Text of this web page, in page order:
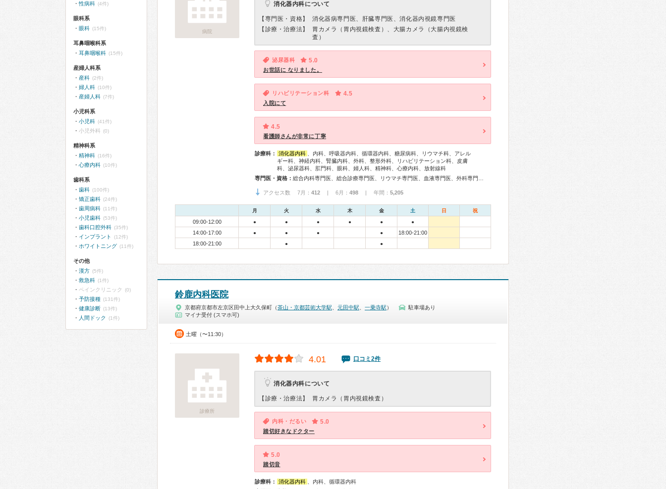
病院
消化器内科について
【専門医・資格】
消化器病専門医、肝臓専門医、消化器内視鏡専門医
【診療・治療法】
胃カメラ（胃内視鏡検査）、大腸カメラ（大腸内視鏡検
査）
泌尿器科 5.0
お世話に なりました。
リハビリテーション科 4.5
入院にて
4.5
看護師さんが非常に丁寧
診療科： 消化器内科
、内科、呼吸器内科、循環器内科、糖尿病科、リウマチ科、アレル
ギー科、神経内科、腎臓内科、外科、整形外科、リハビリテーション科、皮膚
科、泌尿器科、肛門科、眼科、婦人科、精神科、心療内科、放射線科
専門医・資格：
アクセス数 7月： 412 | 6月： 498 | 年間： 5,205
月 火 水 木 金 土 日 祝
09:00-12:00 ● ● ● ● ● ●
14:00-17:00 ● ● ● ●
18:00-21:00
18:00-21:00
● ●
鈴鹿内科医院
京都府京都市左京区田中上大久保町（茶山・京都芸術大学駅 元田中駅 一乗寺駅 ）
駐車場あり
マイナ受付 (スマホ可)
土曜（〜11:30）
診療所
4.01 口コミ2件
消化器内科について
【診療・治療法】 胃カメラ（胃内視鏡検査）
内科・だるい 5.0
踏切好きなドクター
5.0
踏切音
診療科： 消化器内科
、内科、循環器内科
性病科 (4件)
眼科系
眼科 (15件)
耳鼻咽喉科系
耳鼻咽喉科 (15件)
産婦人科系
産科 (2件)
婦人科 (10件)
産婦人科 (7件)
小児科系
小児科 (41件)
小児外科 (0)
精神科系
精神科 (16件)
心療内科 (10件)
歯科系
歯科 (100件)
矯正歯科 (24件)
歯周病科 (11件)
小児歯科 (53件)
歯科口腔外科 (35件)
インプラント (12件)
ホワイトニング (11件)
その他
漢方 (5件)
救急科 (1件)
ペインクリニック (0)
予防接種 (131件)
健康診断 (13件)
人間ドック (1件)